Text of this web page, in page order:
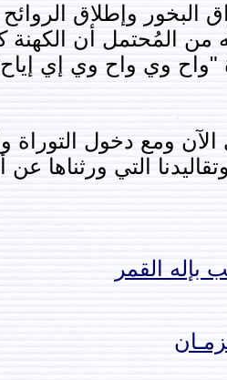
وإطلاق الروائح
من المُحتمل أن
"واح وي واح وي إي
على الرغم من مرور أكثر من 7000 عام حتى الآن
التي ورثناها عن
بإله القمر